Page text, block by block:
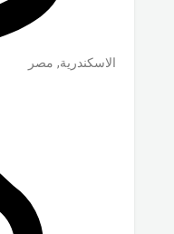
الاسكندرية, مصر